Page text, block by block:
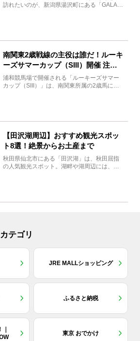
訪れたいのが、新潟県湯沢町にある「GALA湯
南関東2歳戦線の主役は誰だ！ルーキ
ーズサマーカップ（SIII）開催 注目
馬と見どころをチェック
浦和競馬場で開催される「ルーキーズサマー
カップ（SIII）」は、南関東所属の2歳馬によ
【田沢湖周辺】おすすめ観光スポッ
ト8選！絶景からお土産まで
秋田県仙北市にある「田沢湖」は、秋田屈指
の人気観光スポット。湖畔や湖周辺には、田
テゴリ
JRE MALLショッピング
ふるさと納税
東京 おでかけ